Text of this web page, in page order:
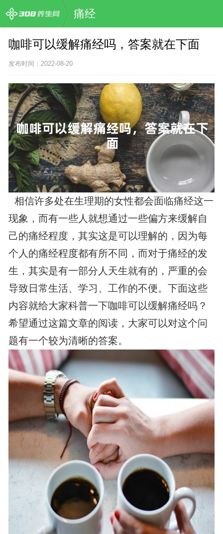
痛经
咖啡可以缓解痛经吗，答案就在下面
发布时间：2022-08-20
相信许多处在生理期的女性都会面临痛经这一
现象，而有一些人就想通过一些偏方来缓解自
己的痛经程度，其实这是可以理解的，因为每
个人的痛经程度都有所不同，而对于痛经的发
生，其实是有一部分人天生就有的，严重的会
导致日常生活、学习、工作的不便。下面这些
内容就给大家科普一下咖啡可以缓解痛经吗？
希望通过这篇文章的阅读，大家可以对这个问
题有一个较为清晰的答案。